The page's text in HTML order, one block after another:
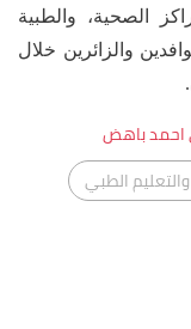
الصحية، والطبية
والزائرين خلال
باهض
الطبي